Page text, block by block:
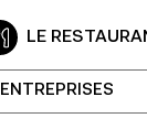
LE
ENTREPRISES